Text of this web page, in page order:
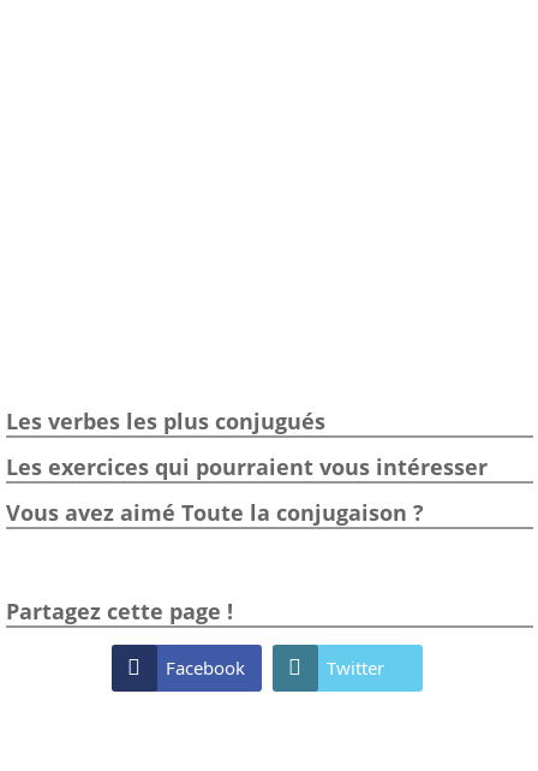
Les verbes les plus conjugués
Les exercices qui pourraient vous intéresser
Vous avez aimé Toute la conjugaison ?
Partagez cette page !
 Facebook  Twitter